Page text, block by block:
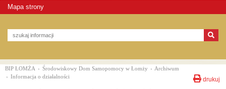
Mapa strony
drukuj
BIP ŁOMŻA › Środowiskowy Dom Samopomocy w Łomży › Archiwum
› Informacja o działalności